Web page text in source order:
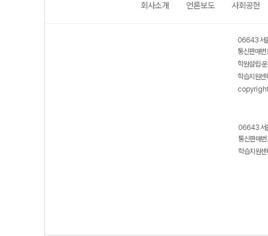
회사소개 언론보도 사회공헌
06643 서
통신판매
학원설립·
학습지원
06643 서
통신판매
학습지원